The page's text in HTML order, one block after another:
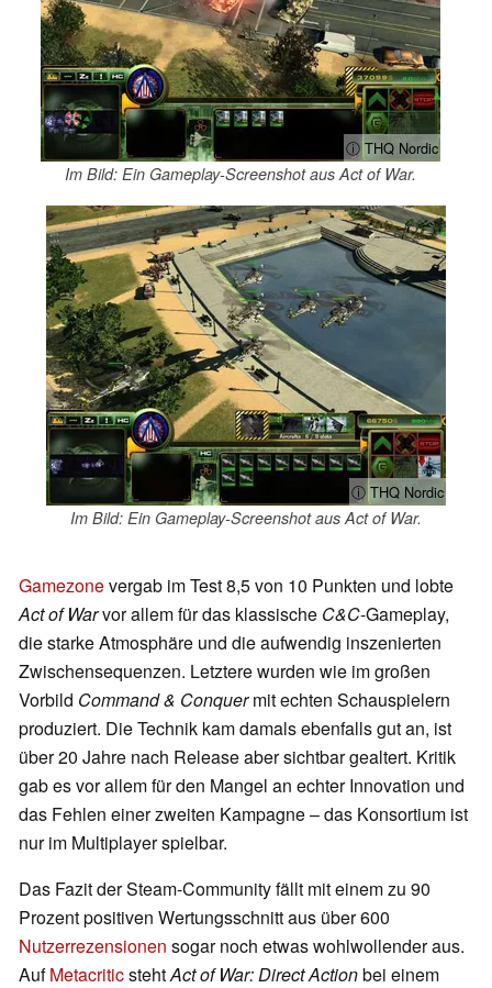
ⓘ THQ Nordic
Im Bild: Ein Gameplay-Screenshot aus Act of War.
ⓘ THQ Nordic
Im Bild: Ein Gameplay-Screenshot aus Act of War.
Gamezonevergab im Test 8,5 von 10 Punkten und lobte
Act of Warvor allem für das klassische C&C-Gameplay,
die starke Atmosphäre und die aufwendig inszenierten
Zwischensequenzen. Letztere wurden wie im großen
Vorbild Command & Conquermit echten Schauspielern
produziert. Die Technik kam damals ebenfalls gut an, ist
über 20 Jahre nach Release aber sichtbar gealtert. Kritik
gab es vor allem für den Mangel an echter Innovation und
das Fehlen einer zweiten Kampagne – das Konsortium ist
nur im Multiplayer spielbar.
Das Fazit der Steam-Community fällt mit einem zu 90
Prozent positiven Wertungsschnitt aus über 600
Nutzerrezensionen sogar noch etwas wohlwollender aus.
AufMetacriticstehtAct of War: Direct Actionbei einem